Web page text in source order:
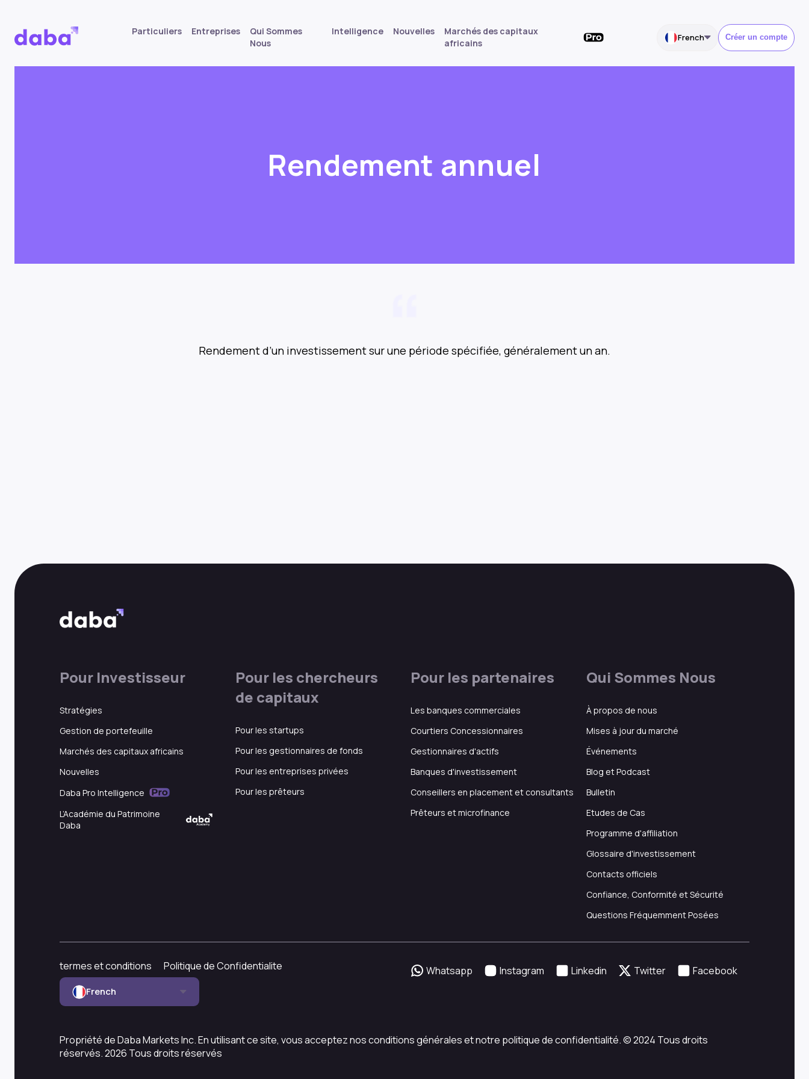
Particuliers Entreprises
Qui Sommes
Nous
Intelligence Nouvelles
Marchés des capitaux
africains
French Créer un compte
Rendement annuel
Rendement d’un investissement sur une période spécifiée, généralement un an.
Pour Investisseur
Stratégies
Gestion de portefeuille
Marchés des capitaux africains
Nouvelles
Daba Pro Intelligence
L’Académie du Patrimoine
Daba
Pour les chercheurs
de capitaux
Pour les startups
Pour les gestionnaires de fonds
Pour les entreprises privées
Pour les prêteurs
Pour les partenaires
Les banques commerciales
Courtiers Concessionnaires
Gestionnaires d'actifs
Banques d'investissement
Conseillers en placement et consultants
Prêteurs et microfinance
Qui Sommes Nous
À propos de nous
Mises à jour du marché
Événements
Blog et Podcast
Bulletin
Etudes de Cas
Programme d'affiliation
Glossaire d'investissement
Contacts officiels
Confiance, Conformité et Sécurité
Questions Fréquemment Posées
termes et conditions Politique de Confidentialite Whatsapp Instagram Linkedin Twitter Facebook
French
Propriété de Daba Markets Inc. En utilisant ce site, vous acceptez nos conditions générales et notre politique de confidentialité. © 2024 Tous droits
réservés. 2026 Tous droits réservés